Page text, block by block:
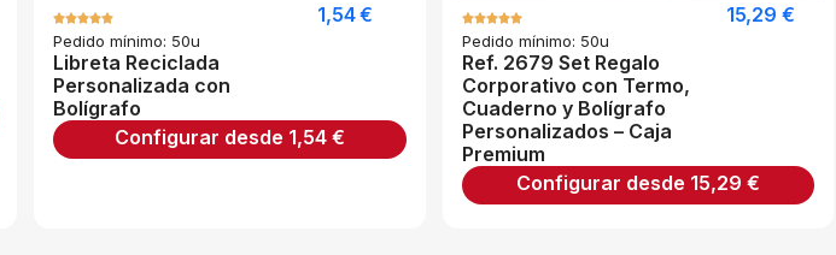
Pedido mínimo: 50u
Libreta Reciclada
Personalizada con
Bolígrafo
1,54€
Configurar desde 1,54 €
Pedido mínimo: 50u
Ref. 2679 Set Regalo
Corporativo con Termo,
Cuaderno y Bolígrafo
Personalizados – Caja
Premium
15,29 €
Configurar desde 15,29 €